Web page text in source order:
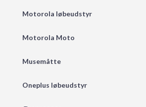
Motorola løbeudstyr
Motorola Moto
Musemåtte
Oneplus løbeudstyr